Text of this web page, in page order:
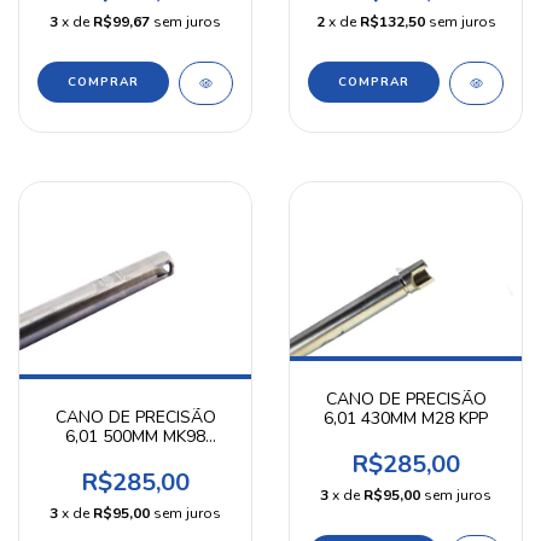
3x deR$99,67 sem juros 2 x deR$132,50 sem juros
CANO DE PRECISÃO
6,01 500MM MK98
KPP
R$285,00
3x deR$95,00 sem juros
CANO DE PRECISÃO
6,01 430MM M28 KPP
R$285,00
3x deR$95,00 sem juros